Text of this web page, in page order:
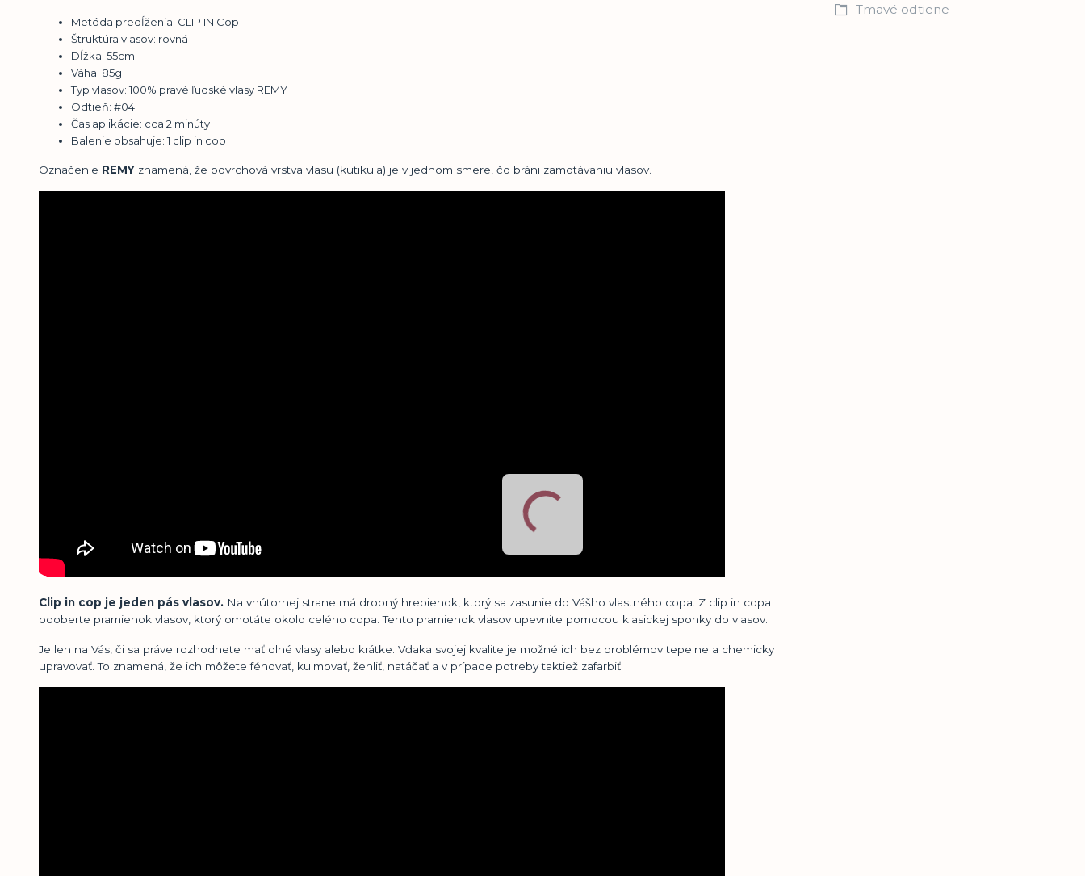
Metóda predĺženia: CLIP IN Cop
Štruktúra vlasov: rovná
Dĺžka: 55cm
Váha: 85g
Typ vlasov: 100% pravé ľudské vlasy REMY
Odtieň: #04
Čas aplikácie: cca 2 minúty
Balenie obsahuje: 1 clip in cop
Označenie REMY znamená, že povrchová vrstva vlasu (kutikula) je v jednom smere, čo bráni zamotávaniu vlasov.
Clip in cop je jeden pás vlasov. Na vnútornej strane má drobný hrebienok, ktorý sa zasunie do Vášho vlastného copa. Z clip in copa
odoberte pramienok vlasov, ktorý omotáte okolo celého copa. Tento pramienok vlasov upevnite pomocou klasickej sponky do vlasov.
Je len na Vás, či sa práve rozhodnete mať dlhé vlasy alebo krátke. Vďaka svojej kvalite je možné ich bez problémov tepelne a chemicky
upravovať. To znamená, že ich môžete fénovať, kulmovať, žehliť, natáčať a v prípade potreby taktiež zafarbiť.
Tmavé odtiene